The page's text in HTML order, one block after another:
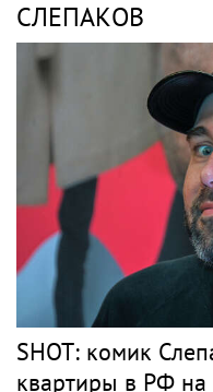
СЛЕПАКОВ
SHOT: комик
квартиры в РФ на